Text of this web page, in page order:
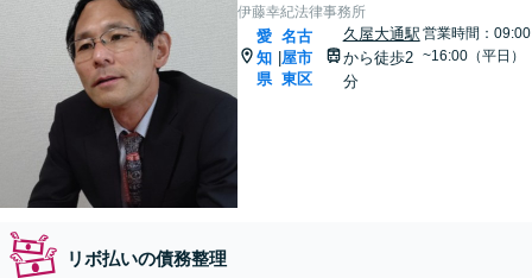
伊藤幸紀法律事務所
愛
知
県
名古
屋市
東区
久屋大通駅
から徒歩2
分
営業時間：09:00
~16:00（平日）
リボ払いの債務整理